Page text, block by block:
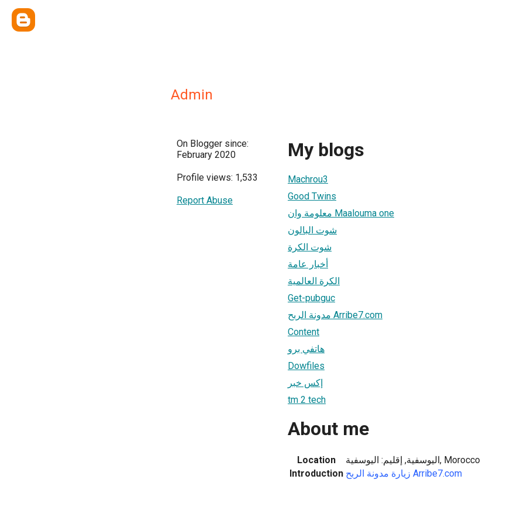
Admin
On Blogger since:
February 2020
Profile views: 1,533
Report Abuse
My blogs
Machrou3
Good Twins
معلومة وان Maalouma one
شوت البالون
شوت الكرة
أخبار عامة
الكرة العالمية
Get-pubguc
مدونة الربح Arribe7.com
Content
هاتفي برو
Dowfiles
إكس خبر
tm 2 tech
About me
Location
اليوسفية, إقليم: اليوسفية, Morocco
Introduction
زيارة مدونة الربح Arribe7.com